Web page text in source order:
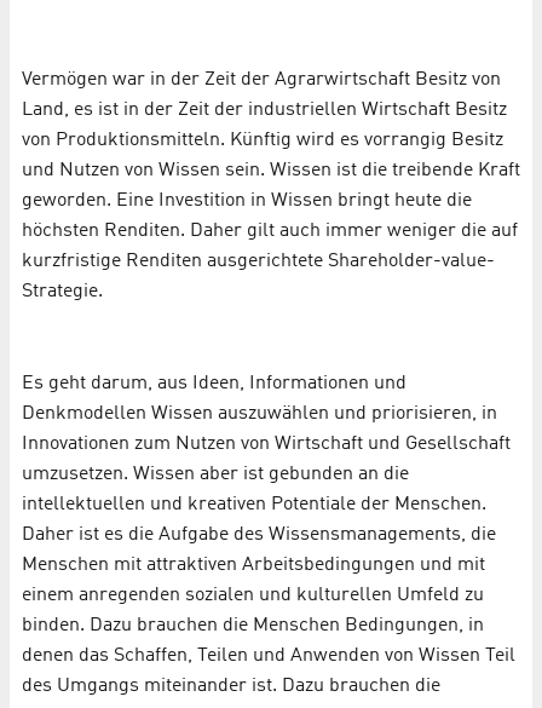
Vermögen war in der Zeit der Agrarwirtschaft Besitz von
Land, es ist in der Zeit der industriellen Wirtschaft Besitz
von Produktionsmitteln. Künftig wird es vorrangig Besitz
und Nutzen von Wissen sein. Wissen ist die treibende Kraft
geworden. Eine Investition in Wissen bringt heute die
höchsten Renditen. Daher gilt auch immer weniger die auf
kurzfristige Renditen ausgerichtete Shareholder-value-
Strategie.
Es geht darum, aus Ideen, Informationen und
Denkmodellen Wissen auszuwählen und priorisieren, in
Innovationen zum Nutzen von Wirtschaft und Gesellschaft
umzusetzen. Wissen aber ist gebunden an die
intellektuellen und kreativen Potentiale der Menschen.
Daher ist es die Aufgabe des Wissensmanagements, die
Menschen mit attraktiven Arbeits­bedingungen und mit
einem anregenden sozialen und kulturellen Umfeld zu
binden. Dazu brauchen die Menschen Bedingungen, in
denen das Schaffen, Teilen und Anwenden von Wissen Teil
des Umgangs miteinander ist. Dazu brauchen die